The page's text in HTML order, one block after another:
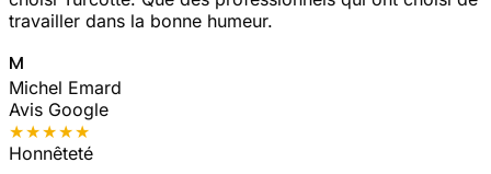
travailler dans la bonne humeur.
M
Michel Emard
Avis Google
★★★★★
Honnêteté